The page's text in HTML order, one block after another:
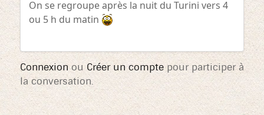
On se regroupe après la nuit du Turini vers 4
ou 5 h du matin
Connexionou Créer un comptepour participer à
la conversation.